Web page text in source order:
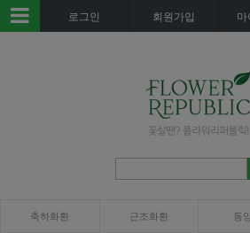
로그인 회원가입
축하화환 근조화환 동